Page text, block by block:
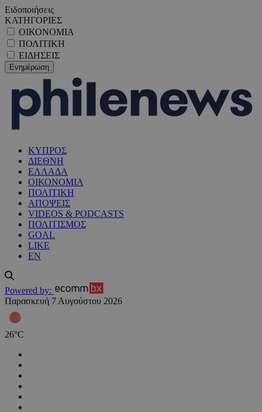
Ειδοποιήσεις
ΚΑΤΗΓΟΡΙΕΣ
ΟΙΚΟΝΟΜΙΑ
ΠΟΛΙΤΙΚΗ
ΕΙΔΗΣΕΙΣ
ΚΥΠΡΟΣ
ΔΙΕΘΝΗ
ΕΛΛΑΔΑ
ΟΙΚΟΝΟΜΙΑ
ΠΟΛΙΤΙΚΗ
ΑΠΟΨΕΙΣ
VIDEOS & PODCASTS
ΠΟΛΙΤΙΣΜΟΣ
GOAL
LIKE
EN
Powered by:
Παρασκευή 7 Αυγούστου 2026
26°C